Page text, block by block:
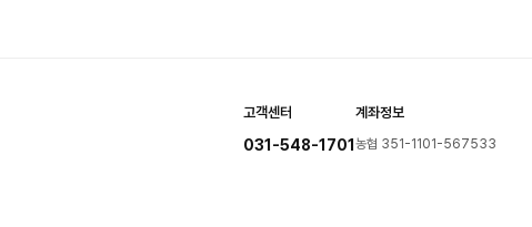
고객센터
031-548-1701
계좌정보
농협 351-1101-567533